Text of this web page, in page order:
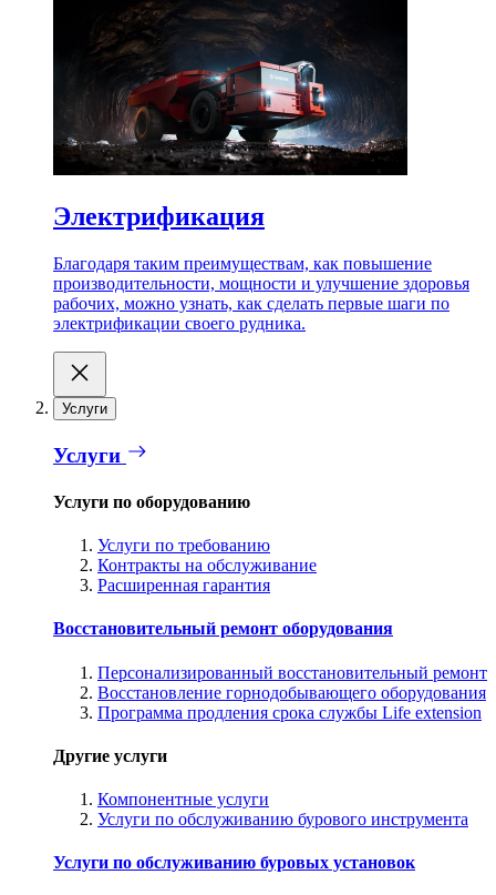
Электрификация
Благодаря таким преимуществам, как повышение
производительности, мощности и улучшение здоровья
рабочих, можно узнать, как сделать первые шаги по
электрификации своего рудника.
Услуги
Услуги
Услуги по оборудованию
Услуги по требованию
Контракты на обслуживание
Расширенная гарантия
Восстановительный ремонт оборудования
Персонализированный восстановительный ремонт
Восстановление горнодобывающего оборудования
Программа продления срока службы Life extension
Другие услуги
Компонентные услуги
Услуги по обслуживанию бурового инструмента
Услуги по обслуживанию буровых установок